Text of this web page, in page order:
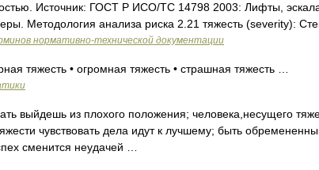
Источник: ГОСТ Р ИСО/ТС 14798 2003: Лифты,
Методология анализа риска 2.21 тяжесть (severity):
нормативно-технической документации
тяжесть • огромная тяжесть • страшная тяжесть …
выйдешь из плохого положения; человека,несущего
чувствовать дела идут к лучшему; быть
сменится неудачей …